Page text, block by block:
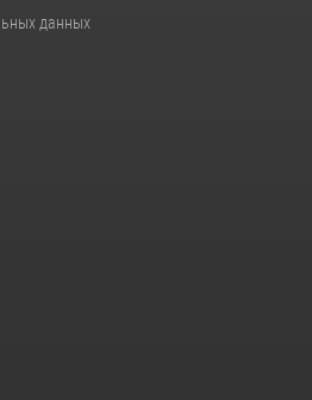
данных